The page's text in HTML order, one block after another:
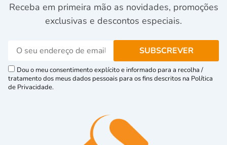
Receba em primeira mão as novidades, promoções
exclusivas e descontos especiais.
Dou o meu consentimento explícito e informado para a recolha /
tratamento dos meus dados pessoais para os fins descritos na Política
de Privacidade.